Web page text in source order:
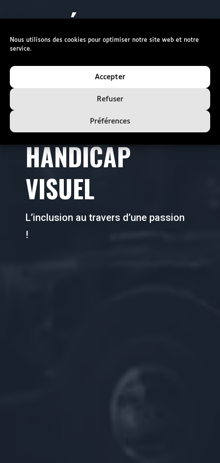
Nous utilisons des cookies pour optimiser notre site web et notre
service.
Accepter
Refuser
Préférences
ACCÉDER AU
SPORT
AUTOMOBILE
AVEC UN
HANDICAP
VISUEL
L’inclusion au travers d’une passion
!